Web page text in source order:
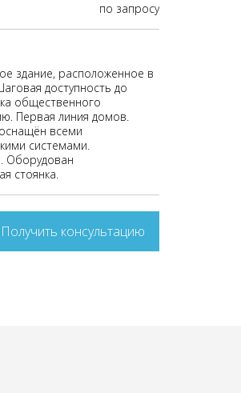
по запросу
здание, расположенное в
доступность до
общественного
Первая линия домов.
всеми
системами.
Оборудован
стоянка.
Получить консультацию